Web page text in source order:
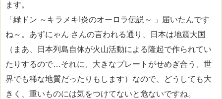
ます。
「緑ドン ～キラメキ!炎のオーロラ伝説～ 」届いたんです
ね～。あずにゃん さんの言われる通り、日本は地震大国
（まあ、日本列島自体が火山活動による隆起で作られてい
たりするので…それに、大きなプレートがせめぎ合う、世
界でも稀な地質だったりもします）なので、どうしても大
きく、重いものには気をつけてないと危ないですね。